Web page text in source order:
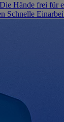
Die Hände frei für
Schnelle